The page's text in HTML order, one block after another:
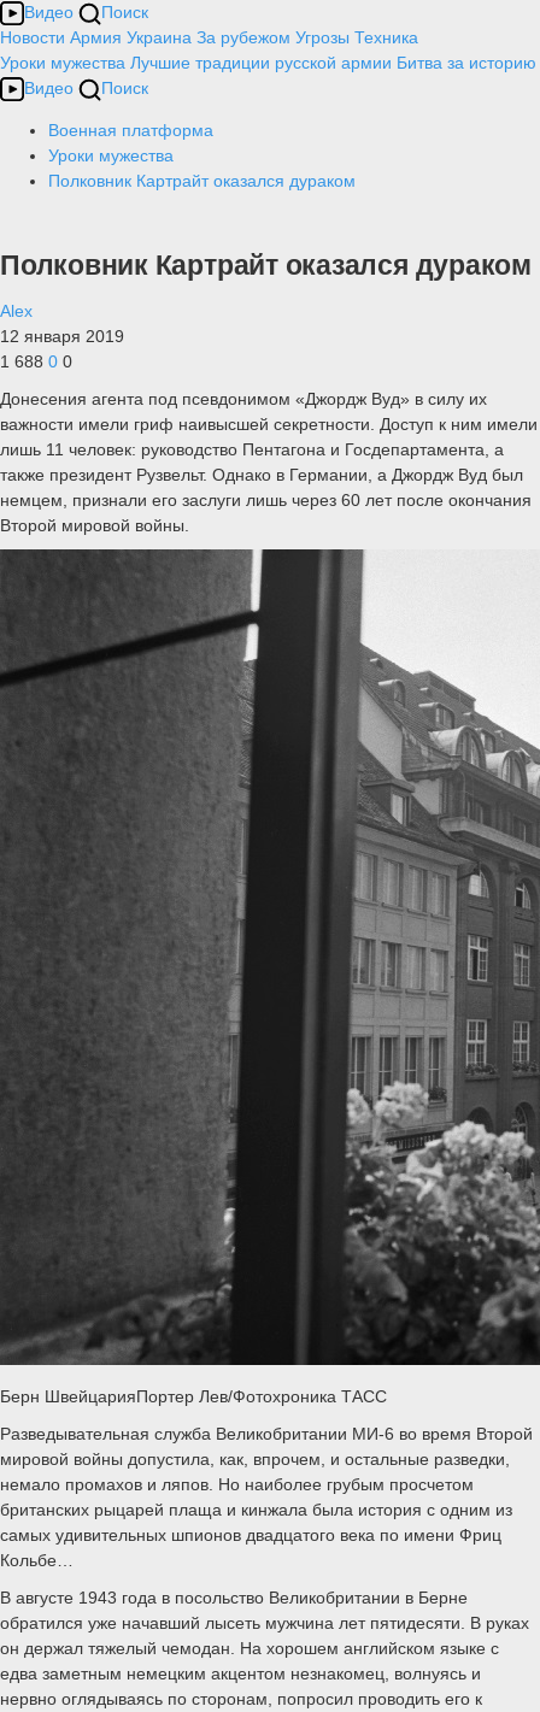
Видео
Поиск
Новости Армия Украина За рубежом Угрозы Техника
Уроки мужества Лучшие традиции русской армии Битва за историю
Видео
Поиск
Военная платформа
Уроки мужества
Полковник Картрайт оказался дураком
Полковник Картрайт оказался дураком
Alex
12 января 2019
1 688 0 0
Донесения агента под псевдонимом «Джордж Вуд» в силу их
важности имели гриф наивысшей секретности. Доступ к ним имели
лишь 11 человек: руководство Пентагона и Госдепартамента, а
также президент Рузвельт. Однако в Германии, а Джордж Вуд был
немцем, признали его заслуги лишь через 60 лет после окончания
Второй мировой войны.
Берн ШвейцарияПортер Лев/Фотохроника ТАСС
Разведывательная служба Великобритании МИ-6 во время Второй
мировой войны допустила, как, впрочем, и остальные разведки,
немало промахов и ляпов. Но наиболее грубым просчетом
британских рыцарей плаща и кинжала была история с одним из
самых удивительных шпионов двадцатого века по имени Фриц
Кольбе…
В августе 1943 года в посольство Великобритании в Берне
обратился уже начавший лысеть мужчина лет пятидесяти. В руках
он держал тяжелый чемодан. На хорошем английском языке с
едва заметным немецким акцентом незнакомец, волнуясь и
нервно оглядываясь по сторонам, попросил проводить его к